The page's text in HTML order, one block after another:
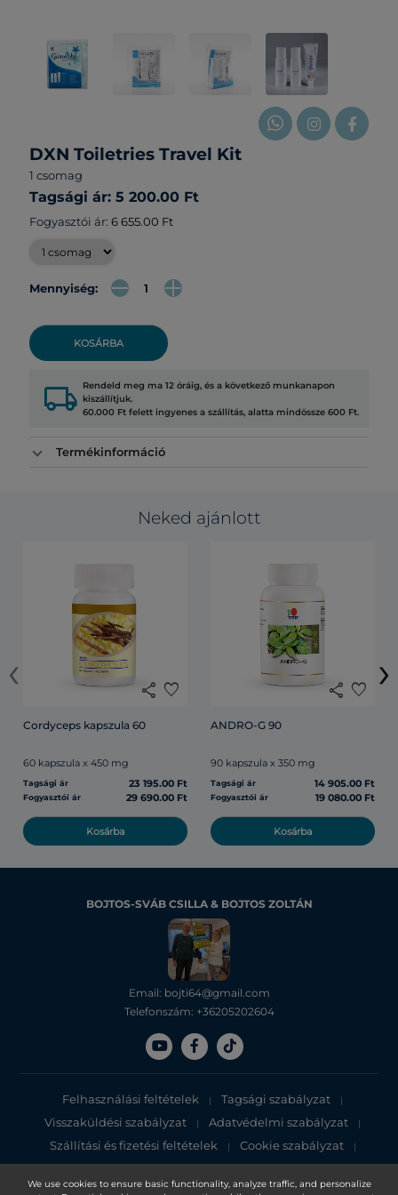
We use cookies to ensure basic functionality, analyze traffic, and personalize
DXN Toiletries Travel Kit
1 csomag
Tagsági ár: 5 200.00 Ft
Fogyasztói ár: 6 655.00 Ft
Mennyiség:
KOSÁRBA
local_shipping Rendeld meg ma 12 óráig, és a következő munkanapon
kiszállítjuk.
60.000 Ft felett ingyenes a szállítás, alatta mindössze 600 Ft.
Termékinformáció
Neked ajánlott
share favorite
Cordyceps kapszula 60
60 kapszula x 450 mg
Tagsági ár 23 195.00 Ft
Fogyasztói ár 29 690.00 Ft
Kosárba
share favorite
ANDRO-G 90
90 kapszula x 350 mg
Tagsági ár 14 905.00 Ft
Fogyasztói ár 19 080.00 Ft
Kosárba
‹ ›
BOJTOS-SVÁB CSILLA & BOJTOS ZOLTÁN
Email: bojti64@gmail.com
Telefonszám: +36205202604
Felhasználási feltételek | Tagsági szabályzat |
Visszaküldési szabályzat | Adatvédelmi szabályzat |
Szállítási és fizetési feltételek | Cookie szabályzat |
Adatvédelmi tájékoztató